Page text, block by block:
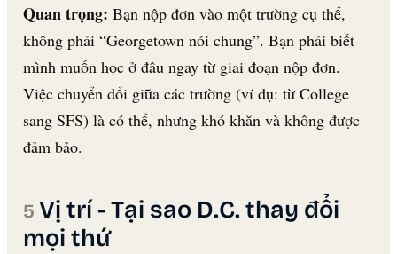
Quan trọng: Bạn nộp đơn vào một trường cụ thể,
không phải “Georgetown nói chung”. Bạn phải biết
mình muốn học ở đâu ngay từ giai đoạn nộp đơn.
Việc chuyển đổi giữa các trường (ví dụ: từ College
sang SFS) là có thể, nhưng khó khăn và không được
đảm bảo.
Vị trí - Tại sao D.C. thay đổi
mọi thứ